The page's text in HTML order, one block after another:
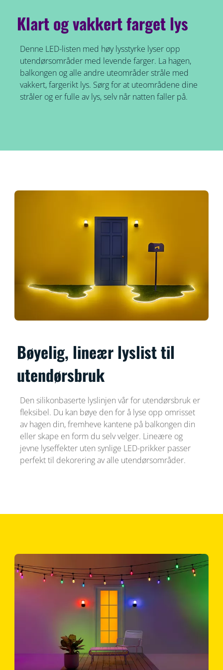
Klart og vakkert farget lys
Denne LED-listen med høy lysstyrke lyser opp
utendørsområder med levende farger. La hagen,
balkongen og alle andre uteområder stråle med
vakkert, fargerikt lys. Sørg for at uteområdene dine
stråler og er fulle av lys, selv når natten faller på.
Bøyelig, lineær lyslist til
utendørsbruk
Den silikonbaserte lyslinjen vår for utendørsbruk er
fleksibel. Du kan bøye den for å lyse opp omrisset
av hagen din, fremheve kantene på balkongen din
eller skape en form du selv velger. Lineære og
jevne lyseffekter uten synlige LED-prikker passer
perfekt til dekorering av alle utendørsområder.